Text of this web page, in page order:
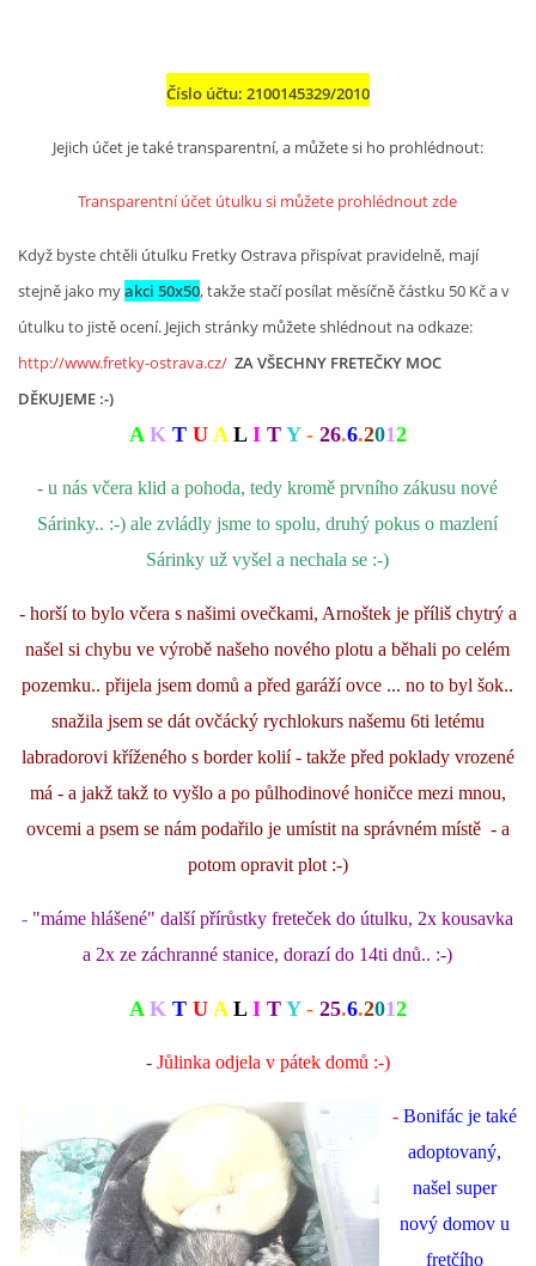
Číslo účtu: 2100145329/2010
Jejich účet je také transparentní, a můžete si ho prohlédnout:
Transparentní účet útulku si můžete prohlédnout zde
Když byste chtěli útulku Fretky Ostrava přispívat pravidelně, mají
stejně jako myakci 50x50, takže stačí posílat měsíčně částku 50 Kč a v
útulku to jistě ocení. Jejich stránky můžete shlédnout na odkaze:
http://www.fretky-ostrava.cz/ ZA VŠECHNY FRETEČKY MOC
DĚKUJEME :-)
AK T U A L I T Y- 26.6.2012
- u nás včera klid a pohoda, tedy kromě prvního zákusu nové
Sárinky.. :-) ale zvládly jsme to spolu, druhý pokus o mazlení
Sárinky už vyšel a nechala se :-)
- horší to bylo včera s našimi ovečkami, Arnoštek je příliš chytrý a
našel si chybu ve výrobě našeho nového plotu a běhali po celém
pozemku.. přijela jsem domů a před garáží ovce ... no to byl šok..
snažila jsem se dát ovčácký rychlokurs našemu 6ti letému
labradorovi kříženého s border kolií - takže před poklady vrozené
má - a jakž takž to vyšlo a po půlhodinové honičce mezi mnou,
ovcemi a psem se nám podařilo je umístit na správném místě - a
potom opravit plot :-)
- "máme hlášené" další přírůstky freteček do útulku, 2x kousavka
a 2x ze záchranné stanice, dorazí do 14ti dnů.. :-)
AK T U A L I T Y- 25.6.2012
- Jůlinka odjela v pátek domů :-)
- Bonifác je také
adoptovaný,
našel super
nový domov u
fretčího